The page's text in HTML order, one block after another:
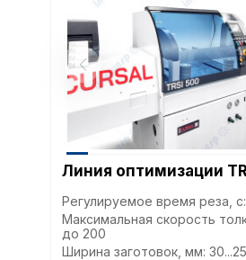
Линия оптимизации
Регулируемое время реза, с:
Максимальная скорость
до 200
Ширина заготовок, мм: